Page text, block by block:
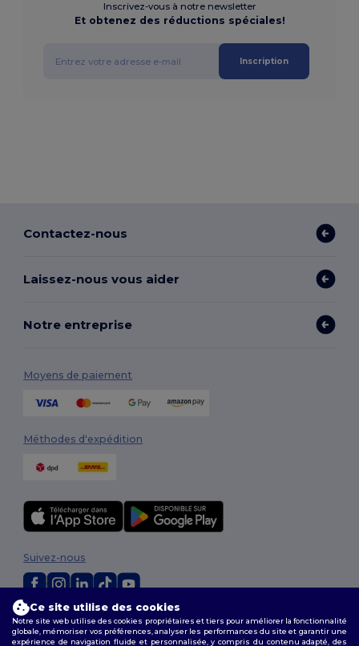
Inscrivez-vous à notre newsletter
Et obtenez des réductions spéciales!
Inscription
Contactez-nous
Laissez-nous vous aider
Notre entreprise
Moyens de paiement
Méthodes d'expédition
2026. Tous droits réservés
Conditions Générales|Politique de personnalisation|Politique de
Suivez-nous
Ce site utilise des cookies
Notre site web utilise des cookies propriétaires et tiers pour améliorer la fonctionnalité
globale, mémoriser vos préférences, analyser les performances du site et garantir une
expérience de navigation fluide et personnalisée, y compris du contenu adapté, des